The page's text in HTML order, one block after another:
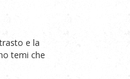
e la
temi che